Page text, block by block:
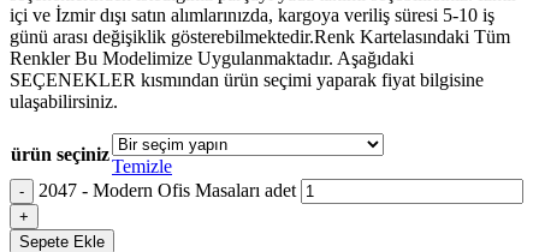
içi ve İzmir dışı satın alımlarınızda, kargoya veriliş süresi 5-10 iş
günü arası değişiklik gösterebilmektedir.Renk Kartelasındaki Tüm
Renkler Bu Modelimize Uygulanmaktadır. Aşağıdaki
SEÇENEKLER kısmından ürün seçimi yaparak fiyat bilgisine
ulaşabilirsiniz.
ürün seçiniz
Temizle
2047 - Modern Ofis Masaları adet
Sepete Ekle